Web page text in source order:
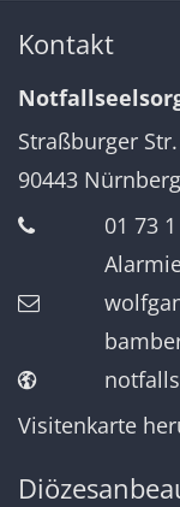
Kontakt
Straßburger
90443 Nürnberg
01 73
Visitenkarte